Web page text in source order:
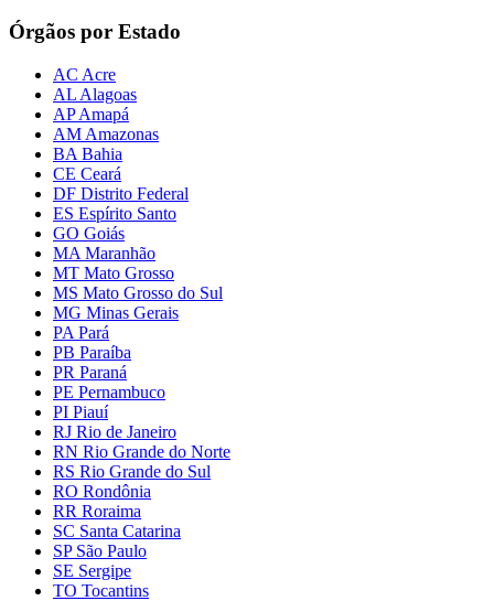
Órgãos por Estado
AC Acre
AL Alagoas
AP Amapá
AM Amazonas
BA Bahia
CE Ceará
DF Distrito Federal
ES Espírito Santo
GO Goiás
MA Maranhão
MT Mato Grosso
MS Mato Grosso do Sul
MG Minas Gerais
PA Pará
PB Paraíba
PR Paraná
PE Pernambuco
PI Piauí
RJ Rio de Janeiro
RN Rio Grande do Norte
RS Rio Grande do Sul
RO Rondônia
RR Roraima
SC Santa Catarina
SP São Paulo
SE Sergipe
TO Tocantins